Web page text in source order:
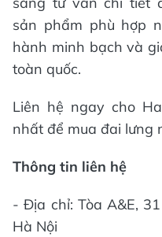
sản phẩm phù hợp
hành minh bạch và
toàn quốc.
Liên hệ ngay cho
nhất để mua đai lưng
Thông tin liên hệ
- Địa chỉ: Tòa A&E,
Hà Nội